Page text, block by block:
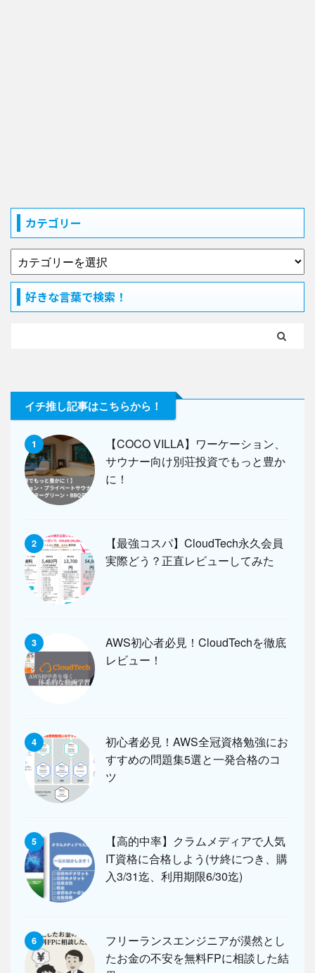
カテゴリー
好きな言葉で検索！
イチ推し記事はこちらから！
1
【COCO VILLA】ワーケーション、
サウナー向け別荘投資でもっと豊か
に！
2
【最強コスパ】CloudTech永久会員
実際どう？正直レビューしてみた
3
AWS初心者必見！CloudTechを徹底
レビュー！
4
初心者必見！AWS全冠資格勉強にお
すすめの問題集5選と一発合格のコ
ツ
5
【高的中率】クラムメディアで人気
IT資格に合格しよう(サ終につき、購
入3/31迄、利用期限6/30迄)
6
フリーランスエンジニアが漠然とし
たお金の不安を無料FPに相談した結